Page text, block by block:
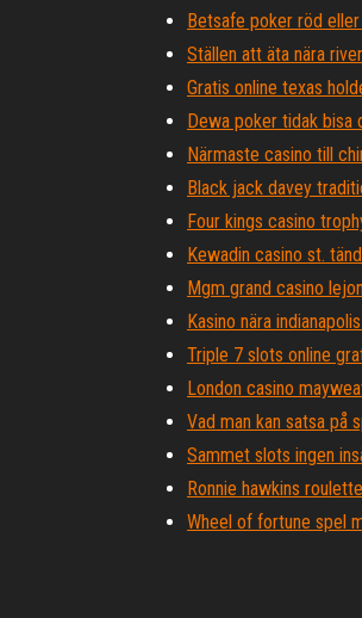
Betsafe poker röd
Ställen att äta nära
Gratis online texas
Dewa poker tidak bisa
Närmaste casino till
Black jack davey
Four kings casino
Kewadin casino st.
Mgm grand casino
Kasino nära
Triple 7 slots online
London casino
Vad man kan satsa på
Sammet slots ingen
Ronnie hawkins
Wheel of fortune spel